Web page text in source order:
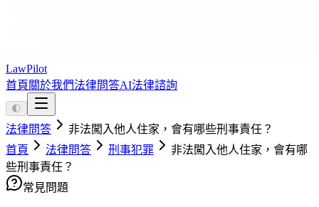
LawPilot
首頁 關於我們法律問答AI法律諮詢
🌓
法律問答
非法闖入他人住家，會有哪些刑事責任？
首頁
法律問答 刑事犯罪
非法闖入他人住家，會有哪
些刑事責任？
常見問題